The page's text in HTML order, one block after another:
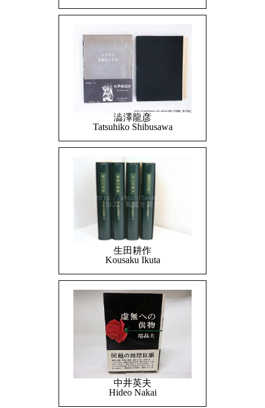
澁澤龍彦
Tatsuhiko Shibusawa
生田耕作
Kousaku Ikuta
中井英夫
Hideo Nakai